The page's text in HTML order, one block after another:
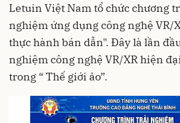
Letuin Việt Nam tổ chức chương
nghiệm ứng dụng công nghệ VR/
thực hành bán dẫn". Đây là lần
nghiệm công nghệ VR/XR hiện
trong “ Thế giới ảo”.